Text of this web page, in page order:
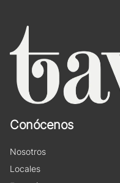
Conócenos
Nosotros
Locales